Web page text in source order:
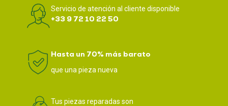
Servicio de atención al cliente disponible
+33 9 72 10 22 50
Hasta un 70% más barato
que una pieza nueva
Tus piezas reparadas son